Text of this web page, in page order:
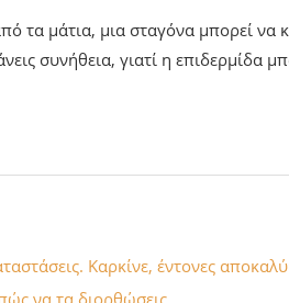
τα μάτια, μια σταγόνα μπορεί να
συνήθεια, γιατί η επιδερμίδα
Καρκίνε, έντονες